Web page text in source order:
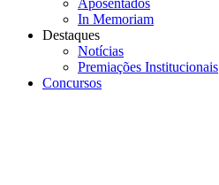
Aposentados
In Memoriam
Destaques
Notícias
Premiações Institucionais
Concursos